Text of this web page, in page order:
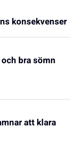
konsekvenser
bra sömn
att klara